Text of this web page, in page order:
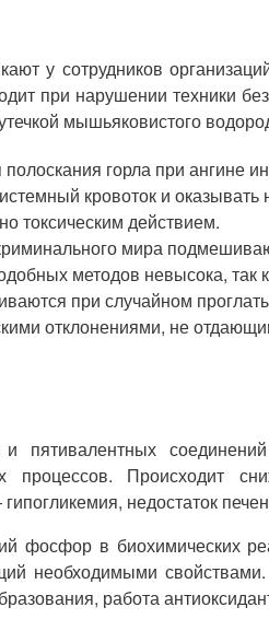
у сотрудников
при нарушении техники
мышьяковистого
горла при ангине
кровоток и
токсическим действием.
мира
методов невысока, так
при случайном
отклонениями, не
и пятивалентных
процессов. Происходит
недостаток
фосфор в биохимических
необходимыми
работа